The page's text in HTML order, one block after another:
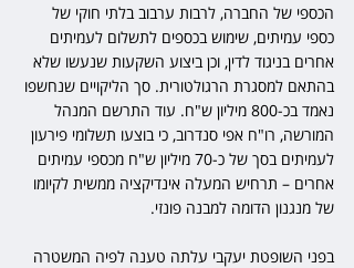
הכספי של החברה, לרבות ערבוב בלתי חוקי של
כספי עמיתים, שימוש בכספים לתשלום לעמיתים
אחרים בניגוד לדין, וכן ביצוע השקעות שנעשו שלא
בהתאם למסגרת הרגולטורית. סך הליקויים שנחשפו
נאמד בכ-800 מיליון ש"ח. עוד התרשם המנהל
המורשה, רו"ח אפי סנדרוב, כי בוצעו תשלומי פירעון
לעמיתים בסך של כ-70 מיליון ש"ח מכספי עמיתים
אחרים – תרחיש המעלה אינדיקציה ממשית לקיומו
של מנגנון הדומה למבנה פונזי.
בפני השופטת יעקבי עלתה טענה לפיה המשטרה